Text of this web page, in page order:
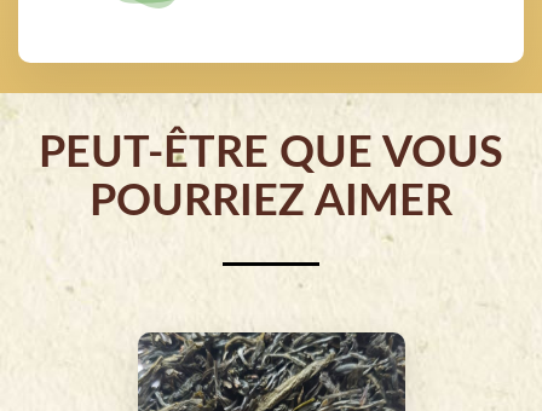
PEUT-ÊTRE QUE VOUS
POURRIEZ AIMER